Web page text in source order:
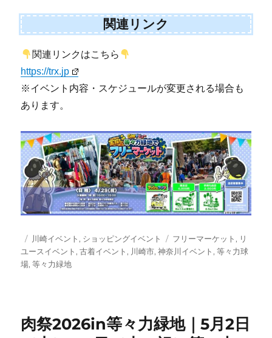
関連リンク
関連リンクはこちら
https://trx.jp
※イベント内容・スケジュールが変更される場合も
あります。
投
稿
日:
カ
テ
ゴ
川崎イベント , ショッピングイベント
タ
グ
フリーマーケット , リ
ユースイベント ,古着イベント , 川崎市,神奈川イベント ,等々力球
場,等々力緑地
肉祭2026in等々力緑地｜5月2日